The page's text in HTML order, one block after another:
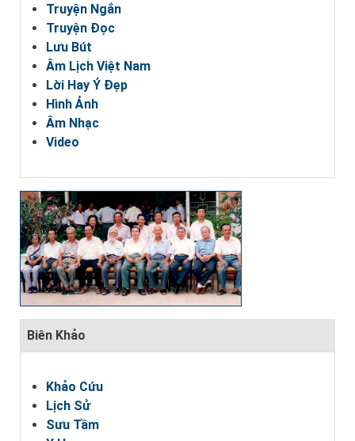
Truyện Ngắn
Truyện Đọc
Lưu Bút
Âm Lịch Việt Nam
Lời Hay Ý Đẹp
Hình Ảnh
Âm Nhạc
Video
Biên Khảo
Khảo Cứu
Lịch Sử
Sưu Tầm